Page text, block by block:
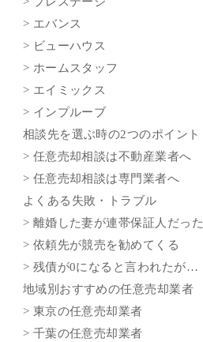
> エバンス
> ビューハウス
> ホームスタッフ
> エイミックス
> インプルーブ
相談先を選ぶ時の2つのポイント
> 任意売却相談は不動産業者へ
> 任意売却相談は専門業者へ
よくある失敗・トラブル
> 離婚した妻が連帯保証人だった
> 依頼先が競売を勧めてくる
> 残債が0になると言われたが…
地域別おすすめの任意売却業者
> 東京の任意売却業者
> 千葉の任意売却業者